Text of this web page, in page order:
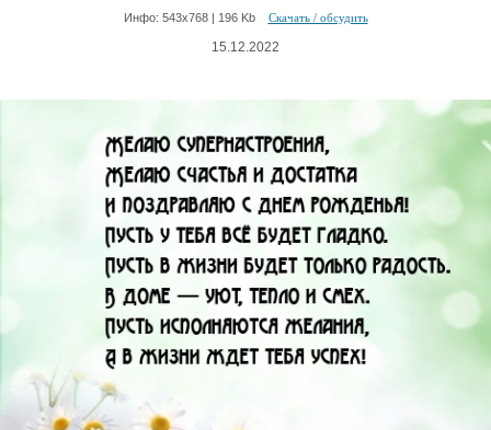
Инфо: 543х768 | 196 Kb Скачать / обсудить
15.12.2022